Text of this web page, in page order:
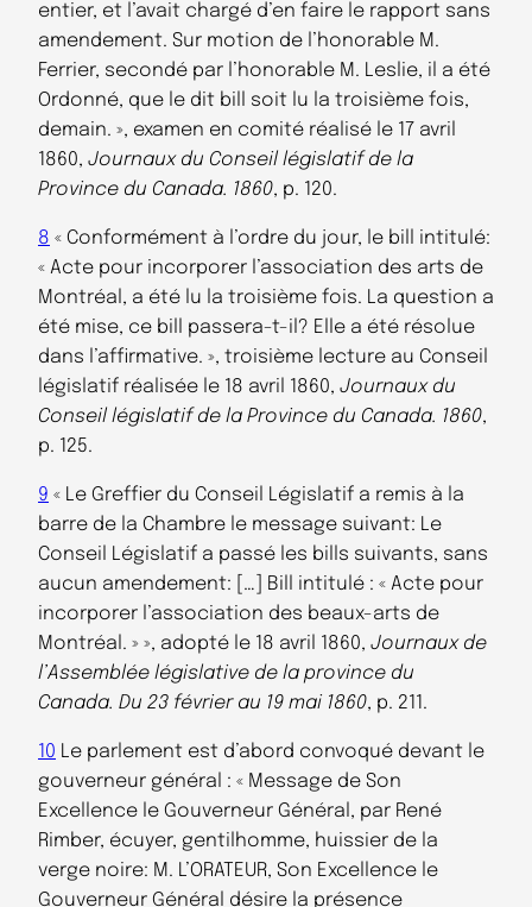
entier, et l’avait chargé d’en faire le rapport sans
amendement. Sur motion de l’honorable M.
Ferrier, secondé par l’honorable M. Leslie, il a été
Ordonné, que le dit bill soit lu la troisième fois,
demain. », examen en comité réalisé le 17 avril
1860, Journaux du Conseil législatif de la
Province du Canada. 1860, p. 120.
8 « Conformément à l’ordre du jour, le bill intitulé:
« Acte pour incorporer l’association des arts de
Montréal, a été lu la troisième fois. La question a
été mise, ce bill passera-t-il? Elle a été résolue
dans l’affirmative. », troisième lecture au Conseil
législatif réalisée le 18 avril 1860, Journaux du
Conseil législatif de la Province du Canada. 1860,
p. 125.
9 « Le Greffier du Conseil Législatif a remis à la
barre de la Chambre le message suivant: Le
Conseil Législatif a passé les bills suivants, sans
aucun amendement: […] Bill intitulé : « Acte pour
incorporer l’association des beaux-arts de
Montréal. » », adopté le 18 avril 1860, Journaux de
l’Assemblée législative de la province du
Canada. Du 23 février au 19 mai 1860, p. 211.
10 Le parlement est d’abord convoqué devant le
gouverneur général : « Message de Son
Excellence le Gouverneur Général, par René
Rimber, écuyer, gentilhomme, huissier de la
verge noire: M. L’ORATEUR, Son Excellence le
Gouverneur Général désire la présence